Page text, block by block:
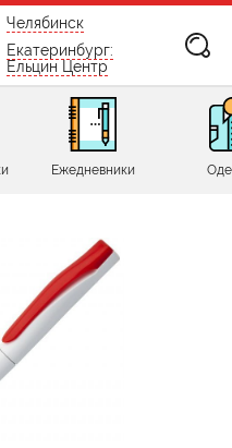
по России
Челябинск
Екатеринбург:
Ельцин Центр
Ежедневники